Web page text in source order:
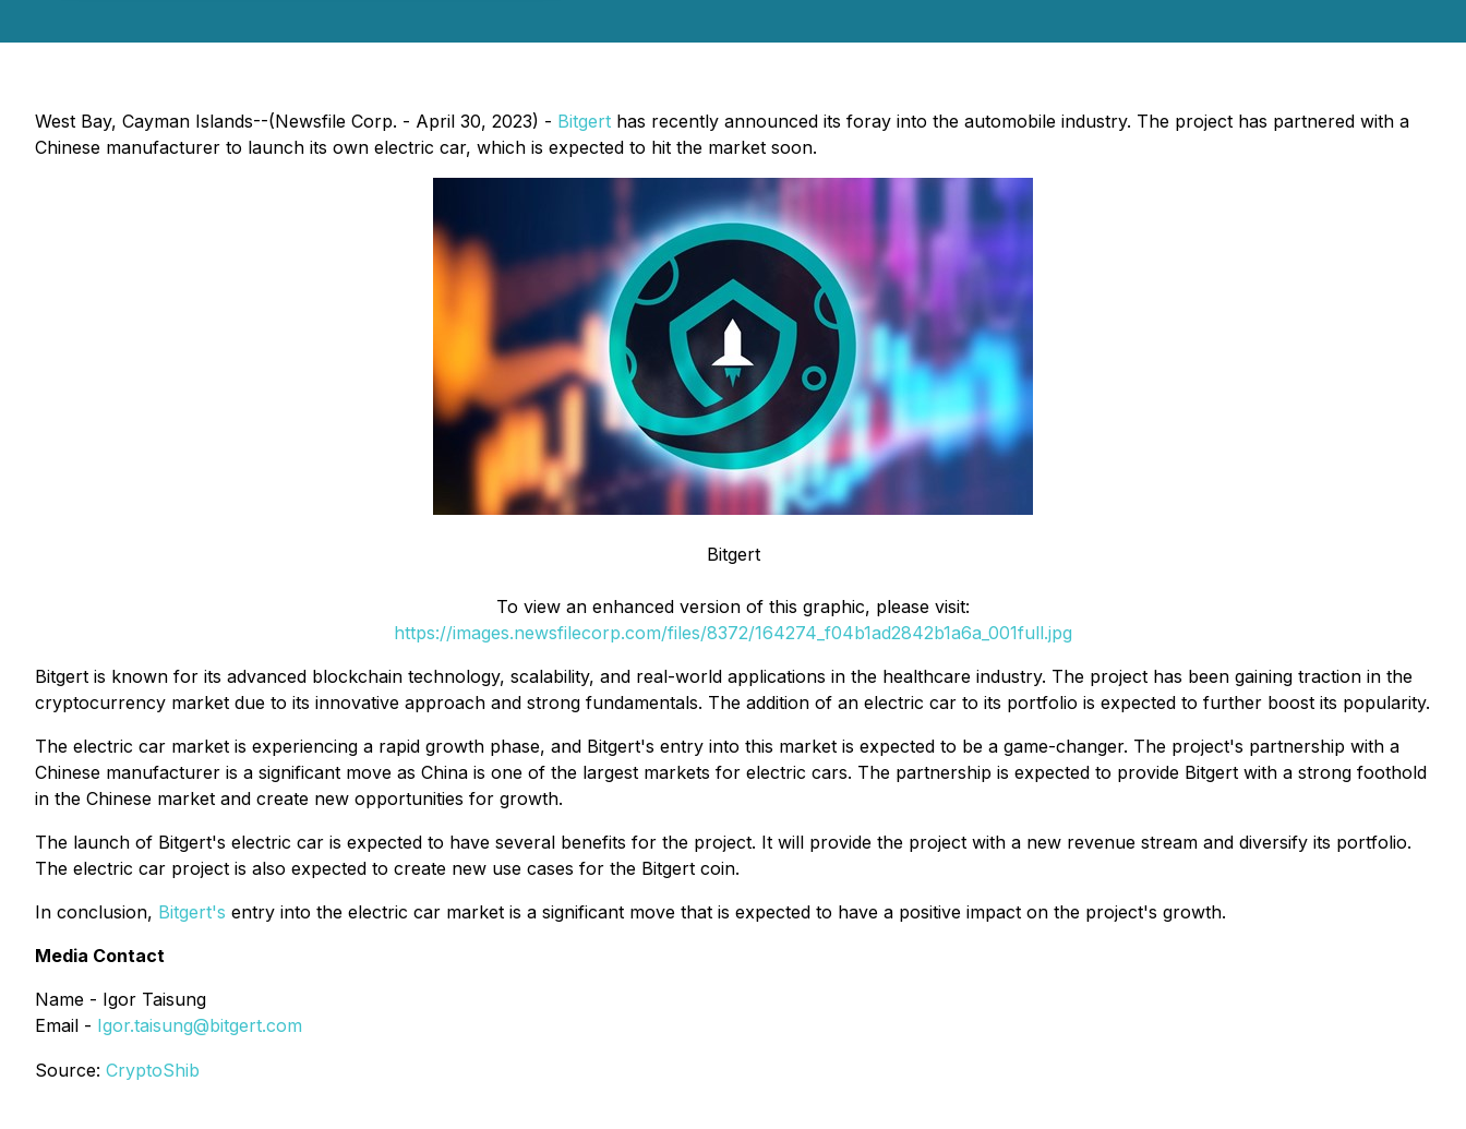
West Bay, Cayman Islands--(Newsfile Corp. - April 30, 2023) - Bitgert has recently announced its foray into the automobile industry. The project has partnered with a
Chinese manufacturer to launch its own electric car, which is expected to hit the market soon.
Bitgert
To view an enhanced version of this graphic, please visit:
https://images.newsfilecorp.com/files/8372/164274_f04b1ad2842b1a6a_001full.jpg
Bitgert is known for its advanced blockchain technology, scalability, and real-world applications in the healthcare industry. The project has been gaining traction in the
cryptocurrency market due to its innovative approach and strong fundamentals. The addition of an electric car to its portfolio is expected to further boost its popularity.
The electric car market is experiencing a rapid growth phase, and Bitgert's entry into this market is expected to be a game-changer. The project's partnership with a
Chinese manufacturer is a significant move as China is one of the largest markets for electric cars. The partnership is expected to provide Bitgert with a strong foothold
in the Chinese market and create new opportunities for growth.
The launch of Bitgert's electric car is expected to have several benefits for the project. It will provide the project with a new revenue stream and diversify its portfolio.
The electric car project is also expected to create new use cases for the Bitgert coin.
In conclusion, Bitgert's entry into the electric car market is a significant move that is expected to have a positive impact on the project's growth.
Media Contact
Name - Igor Taisung
Email - Igor.taisung@bitgert.com
Source: CryptoShib